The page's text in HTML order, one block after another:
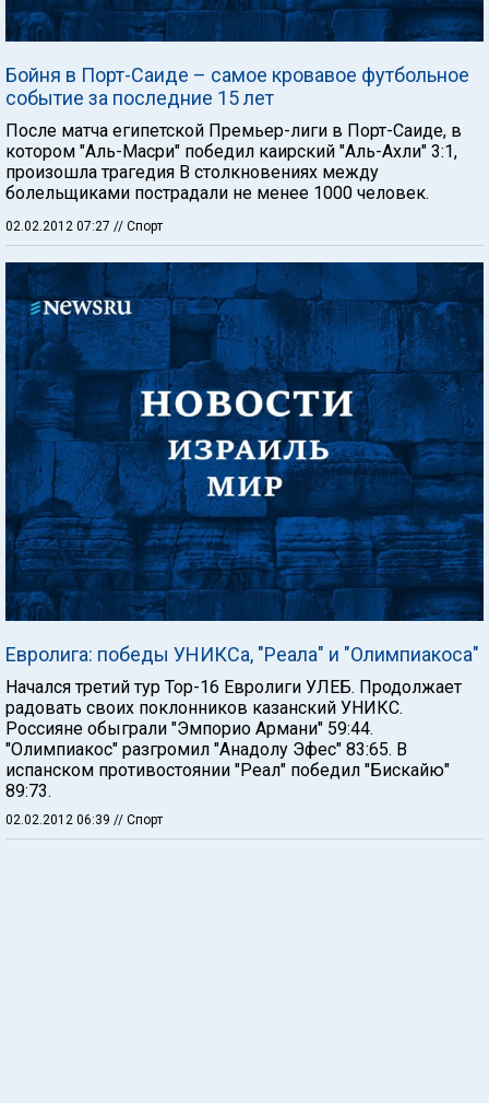
Бойня в Порт-Саиде – самое кровавое футбольное
событие за последние 15 лет
После матча египетской Премьер-лиги в Порт-Саиде, в
котором "Аль-Масри" победил каирский "Аль-Ахли" 3:1,
произошла трагедия В столкновениях между
болельщиками пострадали не менее 1000 человек.
02.02.2012 07:27 // Спорт
Евролига: победы УНИКСа, "Реала" и "Олимпиакоса"
Начался третий тур Тор-16 Евролиги УЛЕБ. Продолжает
радовать своих поклонников казанский УНИКС.
Россияне обыграли "Эмпорио Армани" 59:44.
"Олимпиакос" разгромил "Анадолу Эфес" 83:65. В
испанском противостоянии "Реал" победил "Бискайю"
89:73.
02.02.2012 06:39 // Спорт